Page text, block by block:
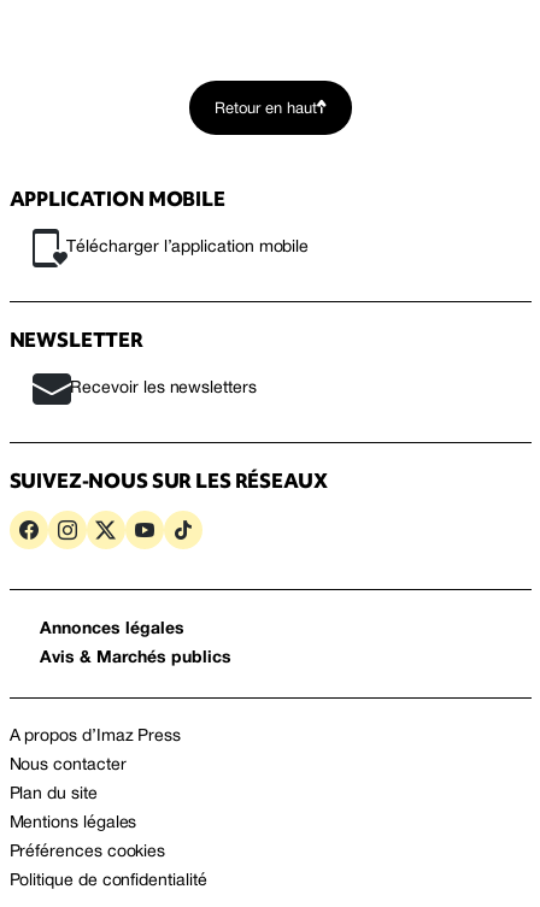
Retour en haut
APPLICATION MOBILE
Télécharger l’application mobile
NEWSLETTER
Recevoir les newsletters
SUIVEZ-NOUS SUR LES RÉSEAUX
Annonces légales
Avis & Marchés publics
A propos d’Imaz Press
Nous contacter
Plan du site
Mentions légales
Préférences cookies
Politique de confidentialité